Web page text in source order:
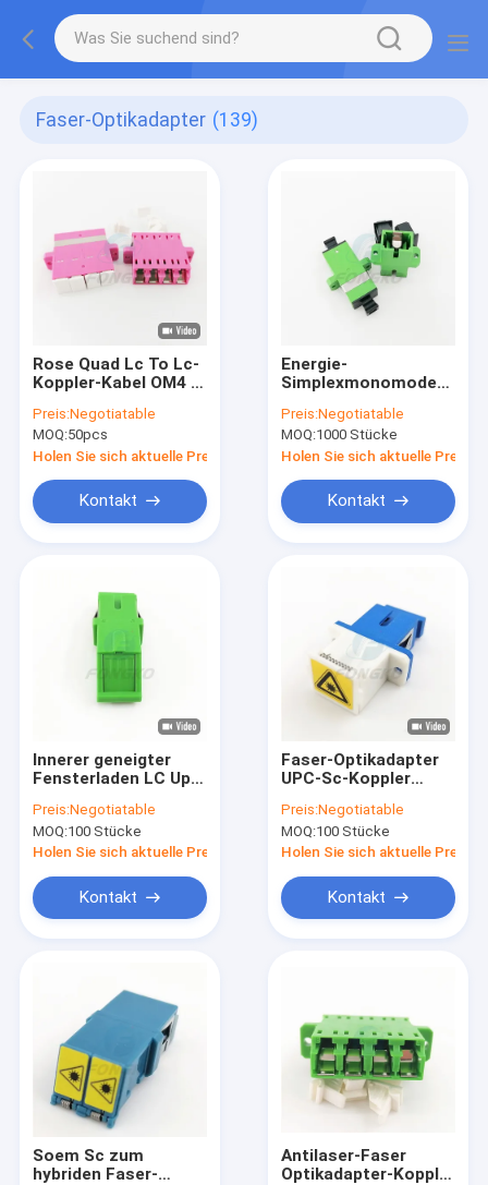
Faser-Optikadapter (139)
Rose Quad Lc To Lc-
Koppler-Kabel OM4 in
Betriebsarten zum
Faser-Optikadapter
Preis:Negotiatable
MOQ:50pcs
Holen Sie sich aktuelle Preis
Kontakt
Energie-
Simplexmonomode--
FONGKO Sc APC
Preis:Negotiatable
MOQ:1000 Stücke
Holen Sie sich aktuelle Preis
Kontakt
Innerer geneigter
Fensterladen LC Upc
Adapterverbindungsstück
Sc APC ohne Flansch
Preis:Negotiatable
MOQ:100 Stücke
Holen Sie sich aktuelle Preis
Kontakt
Faser-Optikadapter
UPC-Sc-Koppler
dem Ohr
Preis:Negotiatable
MOQ:100 Stücke
Holen Sie sich aktuelle Preis
Kontakt
Soem Sc zum
hybriden Faser-
Antilaser-Faser
Optikadapter-Koppler